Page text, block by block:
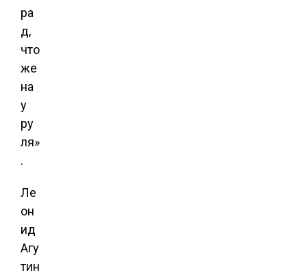
ра
д,
что
же
на
у
ру
ля»
.
Ле
он
ид
Агу
тин